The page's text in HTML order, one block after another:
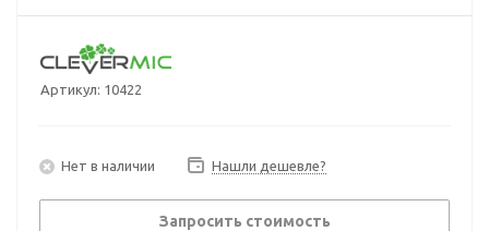
Артикул: 10422
Нет в наличии Нашли дешевле?
Запросить стоимость